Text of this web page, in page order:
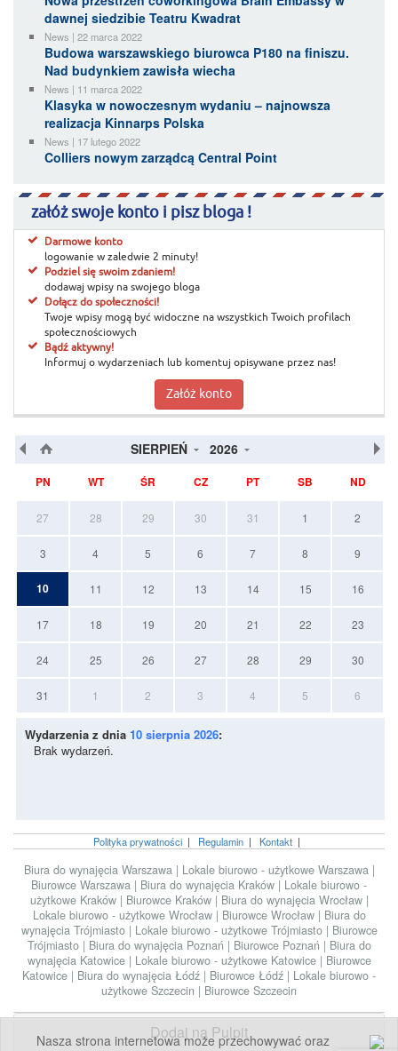
Nasza strona internetowa może przechowywać oraz
dawnej siedzibie Teatru Kwadrat
News | 22 marca 2022
Budowa warszawskiego biurowca P180 na finiszu.
Nad budynkiem zawisła wiecha
News | 11 marca 2022
Klasyka w nowoczesnym wydaniu – najnowsza
realizacja Kinnarps Polska
News | 17 lutego 2022
Colliers nowym zarządcą Central Point
załóż swoje konto i pisz bloga !
Darmowe konto
logowanie w zaledwie 2 minuty!
Podziel się swoim zdaniem!
dodawaj wpisy na swojego bloga
Dołącz do społeczności!
Twoje wpisy mogą być widoczne na wszystkich Twoich profilach
społecznościowych
Bądź aktywny!
Informuj o wydarzeniach lub komentuj opisywane przez nas!
Załóż konto
SIERPIEŃ 2026
PN WT ŚR CZ PT SB ND
27 28 29 30 31 1 2
3 4 5 6 7 8 9
10 11 12 13 14 15 16
17 18 19 20 21 22 23
24 25 26 27 28 29 30
31 1 2 3 4 5 6
Wydarzenia z dnia 10 sierpnia 2026:
Brak wydarzeń.
Polityka prywatności| Regulamin| Kontakt|
Biura do wynajęcia Warszawa | Lokale biurowo - użytkowe Warszawa |
Biurowce Warszawa | Biura do wynajęcia Kraków | Lokale biurowo -
użytkowe Kraków | Biurowce Kraków | Biura do wynajęcia Wrocław |
Lokale biurowo - użytkowe Wrocław | Biurowce Wrocław | Biura do
wynajęcia Trójmiasto | Lokale biurowo - użytkowe Trójmiasto | Biurowce
Trójmiasto | Biura do wynajęcia Poznań | Biurowce Poznań | Biura do
wynajęcia Katowice | Lokale biurowo - użytkowe Katowice | Biurowce
Katowice | Biura do wynajęcia Łódź | Biurowce Łódź | Lokale biurowo -
użytkowe Szczecin | Biurowce Szczecin
Dodaj na Pulpit